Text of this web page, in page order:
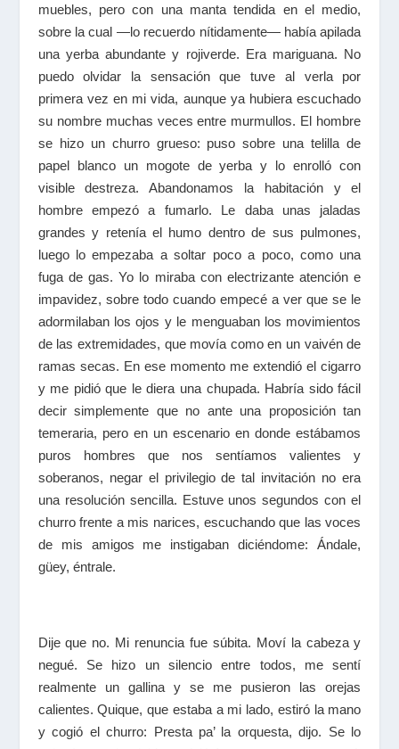
muebles, pero con una manta tendida en el medio,
sobre la cual —lo recuerdo nítidamente— había apilada
una yerba abundante y rojiverde. Era mariguana. No
puedo olvidar la sensación que tuve al verla por
primera vez en mi vida, aunque ya hubiera escuchado
su nombre muchas veces entre murmullos. El hombre
se hizo un churro grueso: puso sobre una telilla de
papel blanco un mogote de yerba y lo enrolló con
visible destreza. Abandonamos la habitación y el
hombre empezó a fumarlo. Le daba unas jaladas
grandes y retenía el humo dentro de sus pulmones,
luego lo empezaba a soltar poco a poco, como una
fuga de gas. Yo lo miraba con electrizante atención e
impavidez, sobre todo cuando empecé a ver que se le
adormilaban los ojos y le menguaban los movimientos
de las extremidades, que movía como en un vaivén de
ramas secas. En ese momento me extendió el cigarro
y me pidió que le diera una chupada. Habría sido fácil
decir simplemente que no ante una proposición tan
temeraria, pero en un escenario en donde estábamos
puros hombres que nos sentíamos valientes y
soberanos, negar el privilegio de tal invitación no era
una resolución sencilla. Estuve unos segundos con el
churro frente a mis narices, escuchando que las voces
de mis amigos me instigaban diciéndome: Ándale,
güey, éntrale.
Dije que no. Mi renuncia fue súbita. Moví la cabeza y
negué. Se hizo un silencio entre todos, me sentí
realmente un gallina y se me pusieron las orejas
calientes. Quique, que estaba a mi lado, estiró la mano
y cogió el churro: Presta pa’ la orquesta, dijo. Se lo